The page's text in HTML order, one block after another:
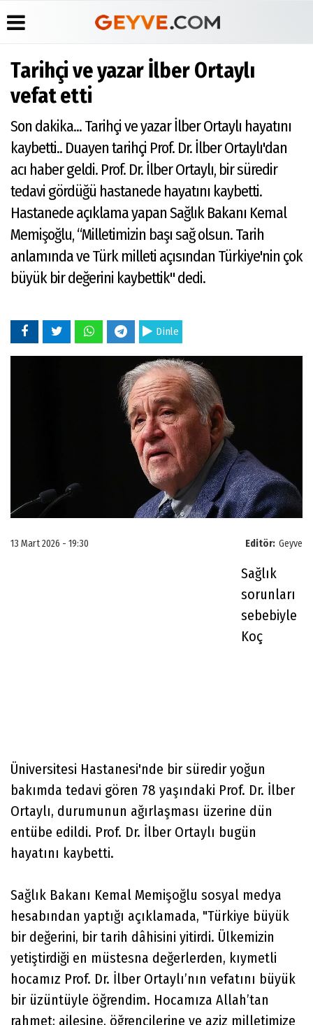
Üye Paneli
Haber
Arşivi
Haberleri
Video
Galeri
Foto
Galeri
Etkinlikler
Medyabar.com
Künye
İletişim
Tarihçi ve yazar İlber Ortaylı
vefat etti
Son dakika... Tarihçi ve yazar İlber Ortaylı hayatını
kaybetti.. Duayen tarihçi Prof. Dr. İlber Ortaylı'dan
acı haber geldi. Prof. Dr. İlber Ortaylı, bir süredir
tedavi gördüğü hastanede hayatını kaybetti.
Hastanede açıklama yapan Sağlık Bakanı Kemal
Memişoğlu, “Milletimizin başı sağ olsun. Tarih
anlamında ve Türk milleti açısından Türkiye'nin çok
büyük bir değerini kaybettik" dedi.
Dinle
Editör: Geyve
13 Mart 2026 - 19:30
Sağlık
sorunları
sebebiyle
Koç
Üniversitesi Hastanesi'nde bir süredir yoğun
bakımda tedavi gören 78 yaşındaki Prof. Dr. İlber
Ortaylı, durumunun ağırlaşması üzerine dün
entübe edildi. Prof. Dr. İlber Ortaylı bugün
hayatını kaybetti.
Sağlık Bakanı Kemal Memişoğlu sosyal medya
hesabından yaptığı açıklamada, "Türkiye büyük
bir değerini, bir tarih dâhisini yitirdi. Ülkemizin
yetiştirdiği en müstesna değerlerden, kıymetli
hocamız Prof. Dr. İlber Ortaylı’nın vefatını büyük
bir üzüntüyle öğrendim. Hocamıza Allah’tan
rahmet; ailesine, öğrencilerine ve aziz milletimize